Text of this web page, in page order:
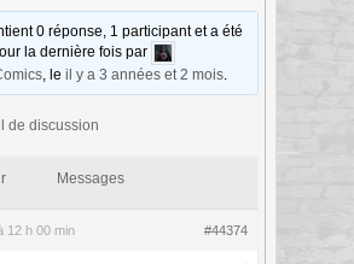
0 réponse, 1 participant et a été
la dernière fois par
, leil y a 3 années et 2 mois.
de discussion
Messages
12 h 00 min #44374